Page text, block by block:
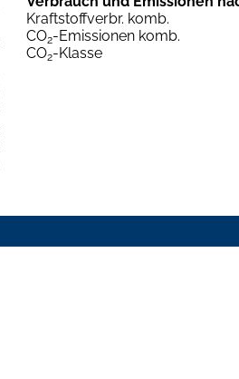
Kraftstoffverbr. komb.
CO2-Emissionen komb.
CO2-Klasse